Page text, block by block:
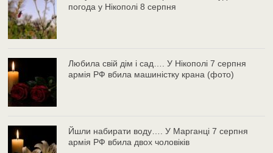
погода у Нікополі 8 серпня
Любила свій дім і сад…. У Нікополі 7 серпня
армія РФ вбила машиністку крана (фото)
Йшли набирати воду…. У Марганці 7 серпня
армія РФ вбила двох чоловіків